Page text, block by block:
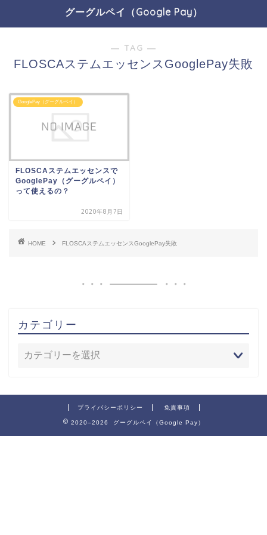
グーグルペイ（Google Pay）
― TAG ―
FLOSCAステムエッセンスGooglePay失敗
GooglePay（グーグルペイ）
FLOSCAステムエッセンスで
GooglePay（グーグルペイ）
って使えるの？
2020年8月7日
HOME FLOSCAステムエッセンスGooglePay失敗
カテゴリー
プライバシーポリシー 免責事項
2020–2026 グーグルペイ（Google Pay）